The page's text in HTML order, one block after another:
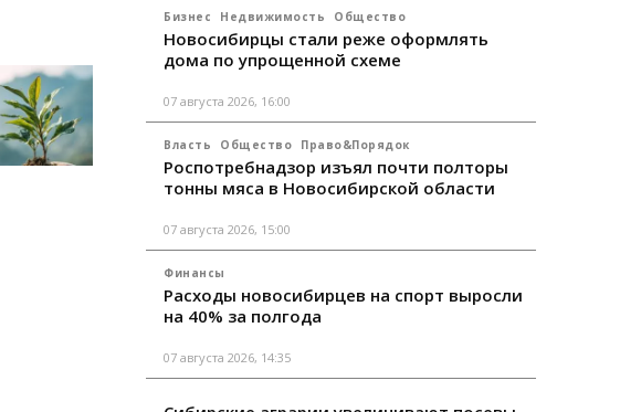
Бизнес Недвижимость Общество
Новосибирцы стали реже оформлять
дома по упрощенной схеме
07 августа 2026, 16:00
Власть Общество Право&Порядок
Роспотребнадзор изъял почти полторы
тонны мяса в Новосибирской области
07 августа 2026, 15:00
Финансы
Расходы новосибирцев на спорт выросли
на 40% за полгода
07 августа 2026, 14:35